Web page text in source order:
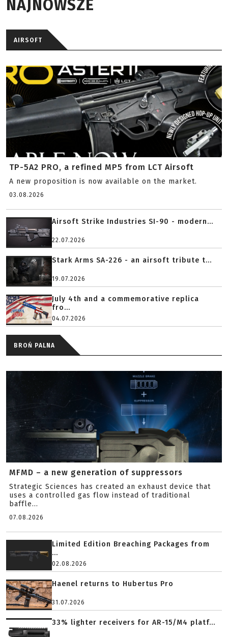
NAJNOWSZE
AIRSOFT
TP-5A2 PRO, a refined MP5 from LCT Airsoft
A new proposition is now available on the market.
03.08.2026
Airsoft Strike Industries SI-90 - modern...
22.07.2026
Stark Arms SA-226 - an airsoft tribute t...
19.07.2026
July 4th and a commemorative replica
fro...
04.07.2026
BROŃ PALNA
MFMD – a new generation of suppressors
Strategic Sciences has created an exhaust device that
uses a controlled gas flow instead of traditional
baffle...
07.08.2026
Limited Edition Breaching Packages from
...
02.08.2026
Haenel returns to Hubertus Pro
31.07.2026
33% lighter receivers for AR-15/M4 platf...